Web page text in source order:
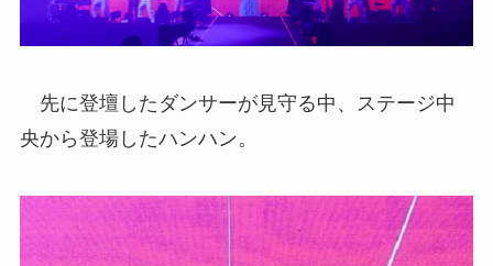
先に登壇したダンサーが見守る中、ステージ中
央から登場したハンハン。